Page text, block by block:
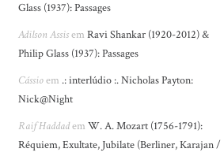
Glass (1937): Passages
Adilson AssisemRavi Shankar (1920-2012) &
Philip Glass (1937): Passages
Cássioem .: interlúdio :. Nicholas Payton:
Nick@Night
Raif HaddademW. A. Mozart (1756-1791):
Réquiem, Exultate, Jubilate (Berliner, Karajan /